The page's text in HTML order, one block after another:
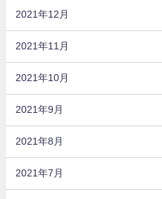
2021年12月
2021年11月
2021年10月
2021年9月
2021年8月
2021年7月